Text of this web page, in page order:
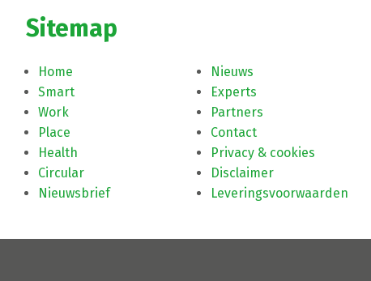
Sitemap
Home
Smart
Work
Place
Health
Circular
Nieuwsbrief
Nieuws
Experts
Partners
Contact
Privacy & cookies
Disclaimer
Leveringsvoorwaarden